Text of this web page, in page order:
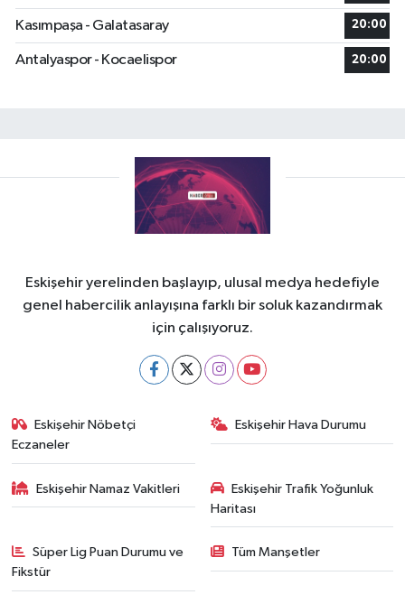
Kasımpaşa - Galatasaray 20:00
Antalyaspor - Kocaelispor 20:00
Eskişehir yerelinden başlayıp, ulusal medya hedefiyle
genel habercilik anlayışına farklı bir soluk kazandırmak
için çalışıyoruz.
Eskişehir Nöbetçi
Eczaneler
Eskişehir Hava Durumu
Eskişehir Namaz Vakitleri
Eskişehir Trafik Yoğunluk
Haritası
Süper Lig Puan Durumu ve
Fikstür
Tüm Manşetler